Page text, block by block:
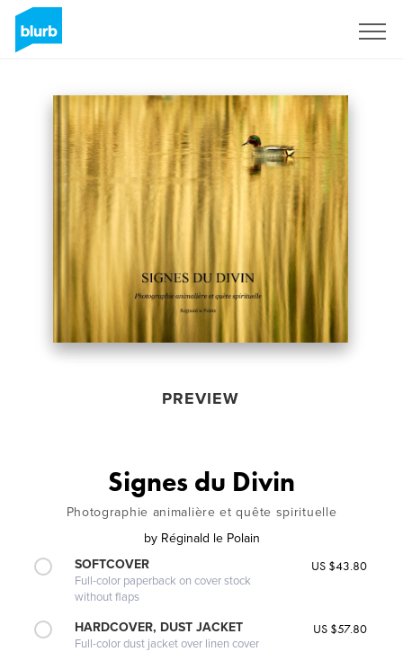
PREVIEW
Signes du Divin
Photographie animalière et quête spirituelle
by Réginald le Polain
SOFTCOVER
Full-color paperback on cover stock
without flaps
US $43.80
HARDCOVER, DUST JACKET
Full-color dust jacket over linen cover
US $57.80